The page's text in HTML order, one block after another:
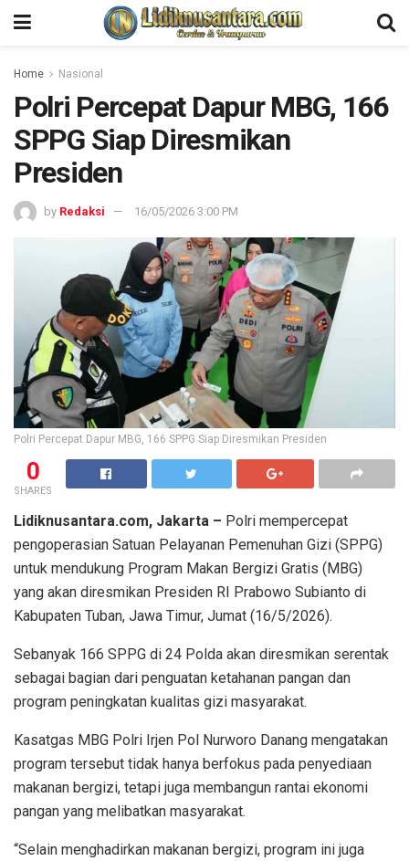
Home Nasional
Polri Percepat Dapur MBG, 166
SPPG Siap Diresmikan
Presiden
by Redaksi 16/05/2026 3:00 PM
Polri Percepat Dapur MBG, 166 SPPG Siap Diresmikan Presiden
0
SHARES
Lidiknusantara.com, Jakarta – Polri mempercepat
pengoperasian Satuan Pelayanan Pemenuhan Gizi (SPPG)
untuk mendukung Program Makan Bergizi Gratis (MBG)
yang akan diresmikan Presiden RI Prabowo Subianto di
Kabupaten Tuban, Jawa Timur, Jumat (16/5/2026).
Sebanyak 166 SPPG di 24 Polda akan diresmikan serentak
sebagai bagian dari penguatan ketahanan pangan dan
program peningkatan kualitas gizi masyarakat.
Kasatgas MBG Polri Irjen Pol Nurworo Danang mengatakan
program tersebut tidak hanya berfokus pada penyediaan
makanan bergizi, tetapi juga membangun rantai ekonomi
pangan yang melibatkan masyarakat.
“Selain menghadirkan makanan bergizi, program ini juga